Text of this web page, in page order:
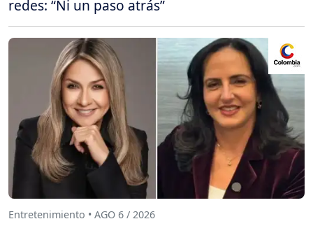
redes: “Ni un paso atrás”
Entretenimiento • AGO 6 / 2026